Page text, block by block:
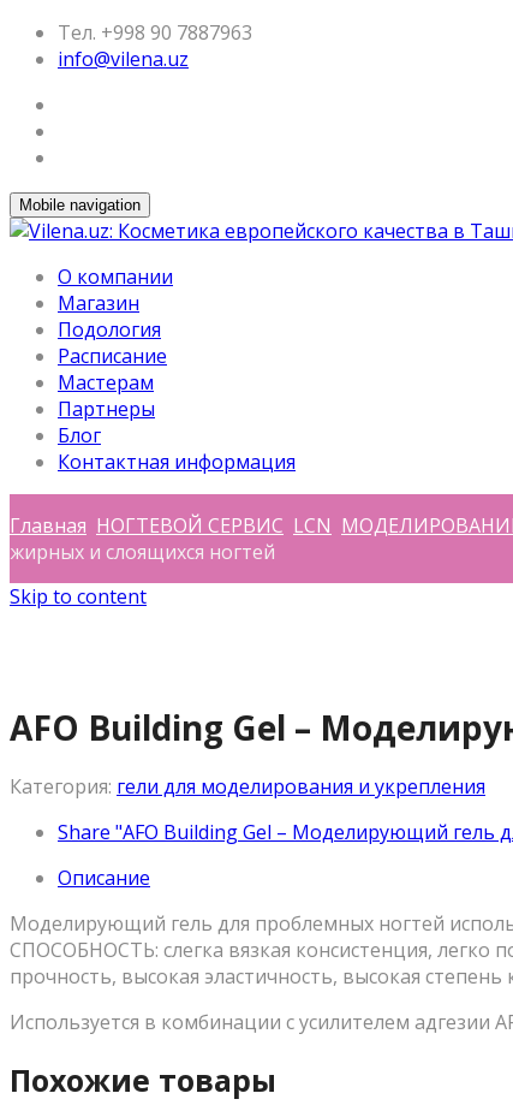
Тел. +998 90 7887963
info@vilena.uz
Mobile navigation
О компании
Магазин
Подология
Расписание
Мастерам
Партнеры
Блог
Контактная информация
Главная НОГТЕВОЙ СЕРВИС LCN
жирных и слоящихся ногтей
Skip to content
AFO Building Gel –
Категория: гели для моделирования и укрепления
Share "AFO Building Gel – Моделирующий гель
Описание
Моделирующий гель для проблемных ногтей
СПОСОБНОСТЬ: слегка вязкая консистенция,
прочность, высокая эластичность, высокая
Используется в комбинации с усилителем адгезии
Похожие товары